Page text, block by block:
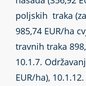
poljskih traka
985,74 EUR/ha
travnih traka
10.1.7.
EUR/ha),